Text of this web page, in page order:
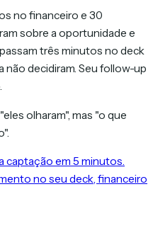
no financeiro e 30
sobre a oportunidade e
três minutos no deck
não decidiram. Seu follow-up
olharam", mas "o que
captação em 5 minutos.
no seu deck, financeiro